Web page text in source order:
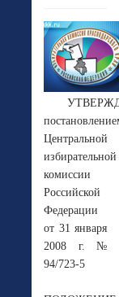
Центральной
избирательной
комиссии
Российской
Федерации
от 31 января
2008 г. №
94/723-5